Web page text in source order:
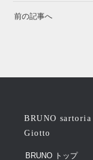
前の記事へ
BRUNO sartoria
Giotto
BRUNO トップ